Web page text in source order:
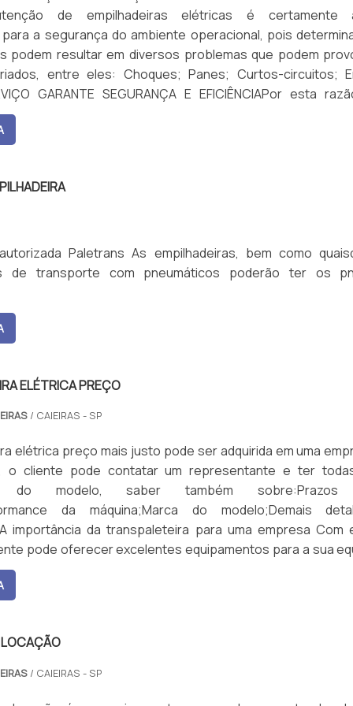
e seguindo as regras estabelecidas pela NR-11,
das empilhadeiras. Ademais, é fundamental
máquina sempre em dia. Dentre as vantagens do
qualidade; Alta eficiência; Preço acessível;Baixa
relação custo-benefício.A MELHOR
MERCADO NACIONALEstá procurando pela melhor
Então, entre em contato com um dos representantes
de empilhadeiras elétricas é certamente
a segurança do ambiente operacional, pois
podem resultar em diversos problemas que podem
entre eles: Choques; Panes; Curtos-circuitos;
GARANTE SEGURANÇA E EFICIÊNCIAPor esta
essencial para tornar o local mais eficiente tanto para
As empilhadeiras, bem como quaisquer
de transporte com pneumáticos poderão ter os
ELÉTRICA PREÇO
/ CAIEIRAS - SP
elétrica preço mais justo pode ser adquirida em uma
o cliente pode contatar um representante e ter
do modelo, saber também
da máquina;Marca do modelo;Demais
importância da transpaleteira para uma empresa Com
pode oferecer excelentes equipamentos para a sua
elétrica é indicada para diferentes tipos
transporte de paletes, posicionar cargas em
necessita de atenção e segurança, tanto em
em seu armazenamento, para isso é necessário
LOCAÇÃO
/ CAIEIRAS - SP